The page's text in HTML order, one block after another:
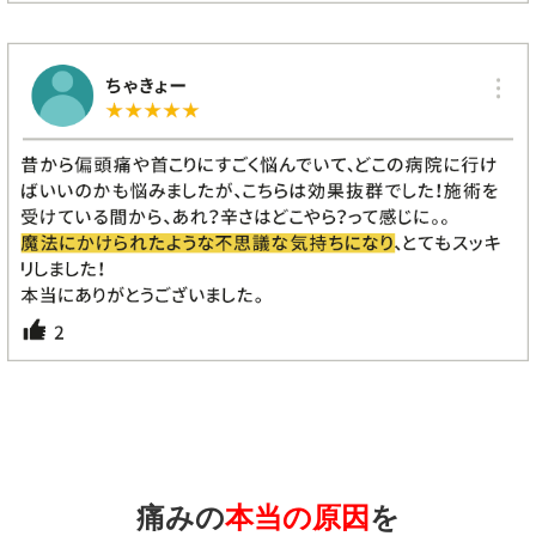
痛みの本当の原因 を